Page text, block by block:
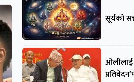
सूर्यको
ओलीलाई